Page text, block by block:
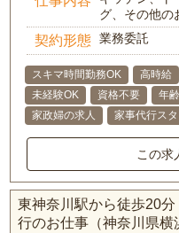
グ、その他の
契約形態 業務委託
スキマ時間勤務OK 高時給
未経験OK
資格不要 年
家政婦の求人
家事代行ス
この求
東神奈川駅から徒歩20
行のお仕事（神奈川県横